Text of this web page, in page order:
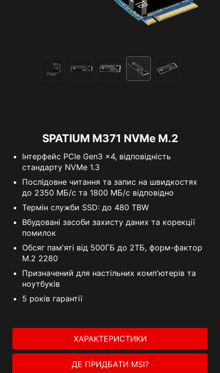
SPATIUM M371 NVMe M.2
Інтерфейс PCIe Gen3 x4, відповідність
стандарту NVMe 1.3
Послідовне читання та запис на швидкостях
до 2350 MБ/с та 1800 МБ/с відповідно
Термін служби SSD: до 480 TBW
Вбудовані засоби захисту даних та корекції
помилок
Обсяг пам'яті від 500ГБ до 2ТБ, форм-фактор
M.2 2280
Призначений для настільних комп'ютерів та
ноутбуків
5 років гарантії
ХАРАКТЕРИСТИКИ
ДЕ ПРИДБАТИ MSI?